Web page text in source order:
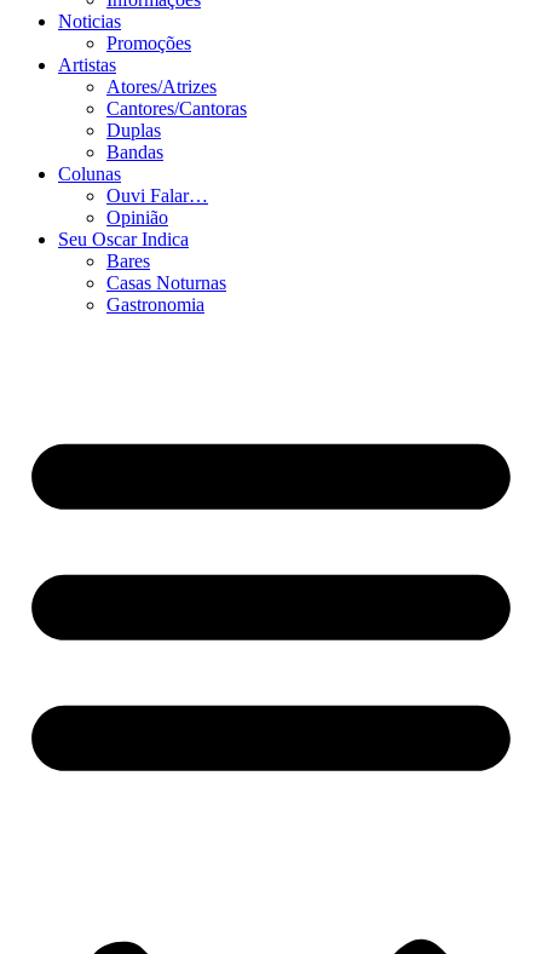
Noticias
Promoções
Artistas
Atores/Atrizes
Cantores/Cantoras
Duplas
Bandas
Colunas
Ouvi Falar…
Opinião
Seu Oscar Indica
Bares
Casas Noturnas
Gastronomia